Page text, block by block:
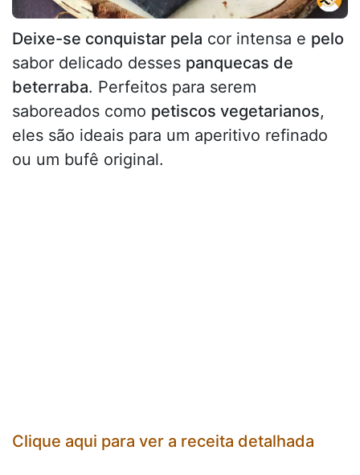
Deixe-se conquistar pela cor intensa e pelo
sabor delicado desses panquecas de
beterraba. Perfeitos para serem
saboreados como petiscos vegetarianos,
eles são ideais para um aperitivo refinado
ou um bufê original.
Clique aqui para ver a receita detalhada